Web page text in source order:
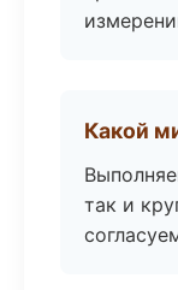
Какой
так и